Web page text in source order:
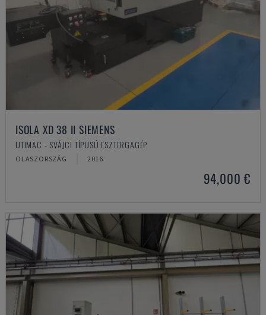
ISOLA XD 38 II SIEMENS
UTIMAC - SVÁJCI TÍPUSÚ ESZTERGAGÉP
OLASZORSZÁG 2016
94,000 €